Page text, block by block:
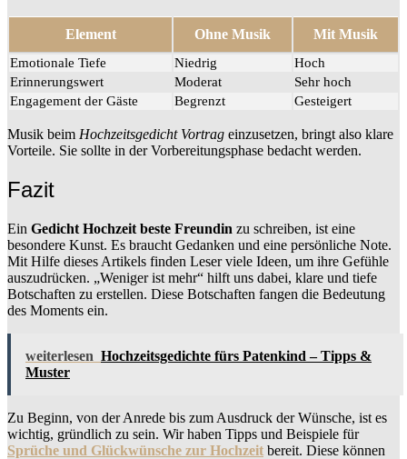
Element Ohne Musik Mit Musik
Emotionale Tiefe Niedrig
Hoch
Erinnerungswert
Moderat
Sehr hoch
Engagement der Gäste
Begrenzt Gesteigert
Musik beim Hochzeitsgedicht Vortrag einzusetzen, bringt also klare
Vorteile. Sie sollte in der Vorbereitungsphase bedacht werden.
Fazit
Ein Gedicht Hochzeit beste Freundin zu schreiben, ist eine
besondere Kunst. Es braucht Gedanken und eine persönliche Note.
Mit Hilfe dieses Artikels finden Leser viele Ideen, um ihre Gefühle
auszudrücken. „Weniger ist mehr“ hilft uns dabei, klare und tiefe
Botschaften zu erstellen. Diese Botschaften fangen die Bedeutung
des Moments ein.
weiterlesen Hochzeitsgedichte fürs Patenkind – Tipps &
Muster
Zu Beginn, von der Anrede bis zum Ausdruck der Wünsche, ist es
wichtig, gründlich zu sein. Wir haben Tipps und Beispiele für
Sprüche und Glückwünsche zur Hochzeit bereit. Diese können